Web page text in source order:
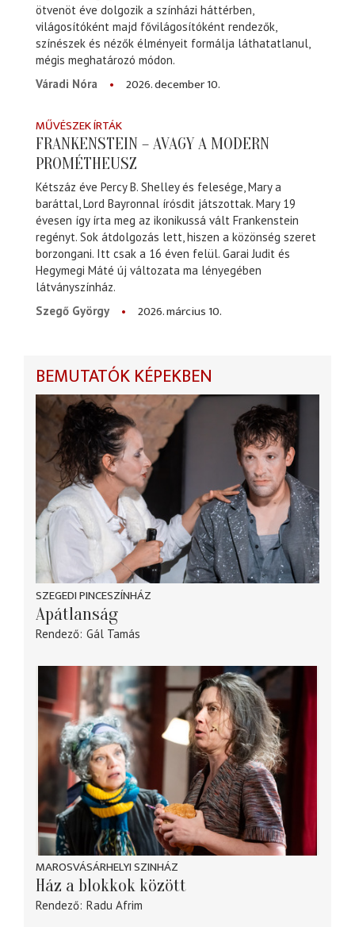
ötvenöt éve dolgozik a színházi háttérben,
világosítóként majd fővilágosítóként rendezők,
színészek és nézők élményeit formálja láthatatlanul,
mégis meghatározó módon.
Váradi Nóra
2026. december 10.
MŰVÉSZEK ÍRTÁK
FRANKENSTEIN – AVAGY A MODERN
PROMÉTHEUSZ
Kétszáz éve Percy B. Shelley és felesége, Mary a
baráttal, Lord Bayronnal írósdit játszottak. Mary 19
évesen így írta meg az ikonikussá vált Frankenstein
regényt. Sok átdolgozás lett, hiszen a közönség szeret
borzongani. Itt csak a 16 éven felül. Garai Judit és
Hegymegi Máté új változata ma lényegében
látványszínház.
Szegő György
2026. március 10.
BEMUTATÓK KÉPEKBEN
SZEGEDI PINCESZÍNHÁZ
Apátlanság
Rendező Gál Tamás
MAROSVÁSÁRHELYI SZINHÁZ
Ház a blokkok között
Rendező Radu Afrim